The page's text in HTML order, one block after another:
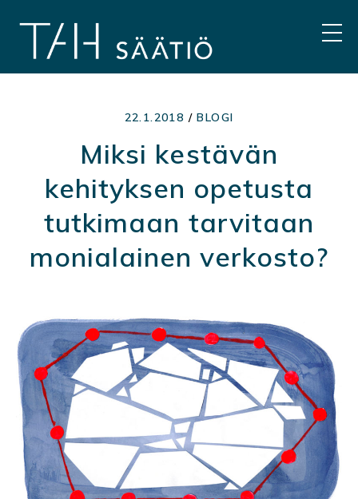
sisältöön
22.1.2018 /BLOGI
Miksi kestävän
kehityksen opetusta
tutkimaan tarvitaan
monialainen verkosto?